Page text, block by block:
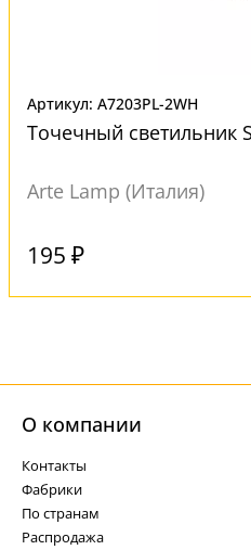
Артикул: A7203PL-2WH
Точечный светильник
Arte Lamp (Италия)
195 ₽
О компании
Контакты
Фабрики
По странам
Распродажа